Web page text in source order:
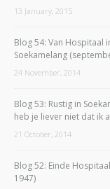
13 January, 2015
Blog 54: Van Hospitaal
Soekamelang
24 November, 2014
Blog 53: Rustig in
heb je liever niet dat ik
21 October, 2014
Blog 52: Einde
1947)